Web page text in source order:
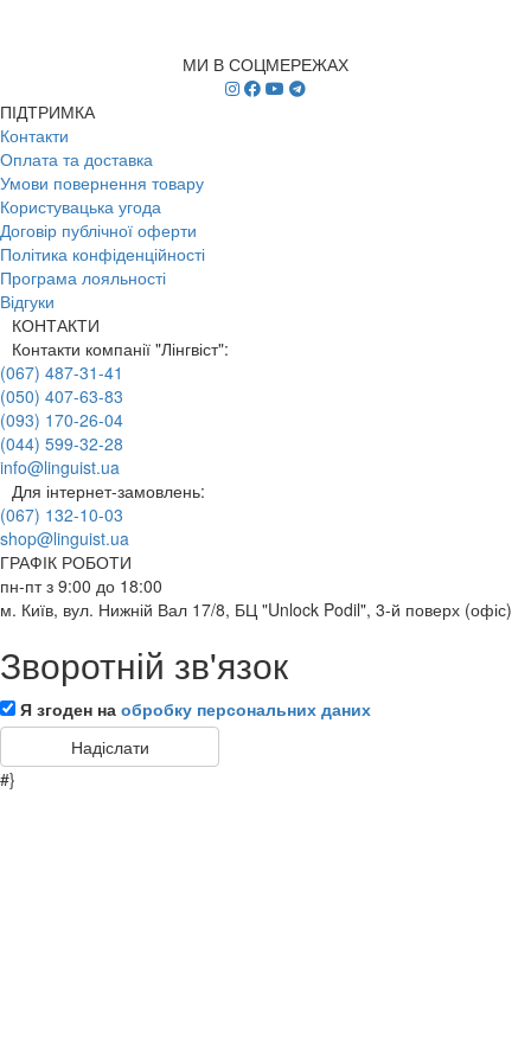
МИ В СОЦМЕРЕЖАХ
ПІДТРИМКА
Контакти
Оплата та доставка
Умови повернення товару
Користувацька угода
Договір публічної оферти
Політика конфіденційності
Програма лояльності
Відгуки
КОНТАКТИ
Контакти компанії "Лінгвіст":
(067) 487-31-41
(050) 407-63-83
(093) 170-26-04
(044) 599-32-28
info@linguist.ua
Для інтернет-замовлень:
(067) 132-10-03
shop@linguist.ua
ГРАФІК РОБОТИ
пн-пт з 9:00 до 18:00
м. Київ, вул. Нижній Вал 17/8, БЦ "Unlock Podil", 3-й поверх (офіс)
Зворотній зв'язок
Я згоден на обробку персональних даних
#}